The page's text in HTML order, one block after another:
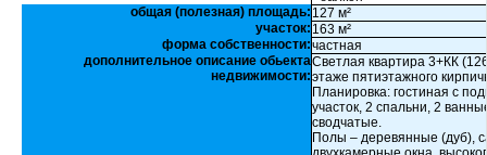
общая (полезная) площадь: 127 м²
участок: 163 м²
форма собственности:частная
дополнительное описание обьекта
недвижимости:
Светлая квартира 3+КК
этаже пятиэтажного
Планировка: гостиная с
участок, 2 спальни, 2
сводчатые.
Полы – деревянные (дуб),